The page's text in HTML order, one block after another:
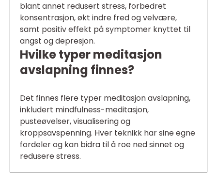
blant annet redusert stress, forbedret
konsentrasjon, økt indre fred og velvære,
samt positiv effekt på symptomer knyttet til
angst og depresjon.
Hvilke typer meditasjon
avslapning finnes?
Det finnes flere typer meditasjon avslapning,
inkludert mindfulness-meditasjon,
pusteøvelser, visualisering og
kroppsavspenning. Hver teknikk har sine egne
fordeler og kan bidra til å roe ned sinnet og
redusere stress.